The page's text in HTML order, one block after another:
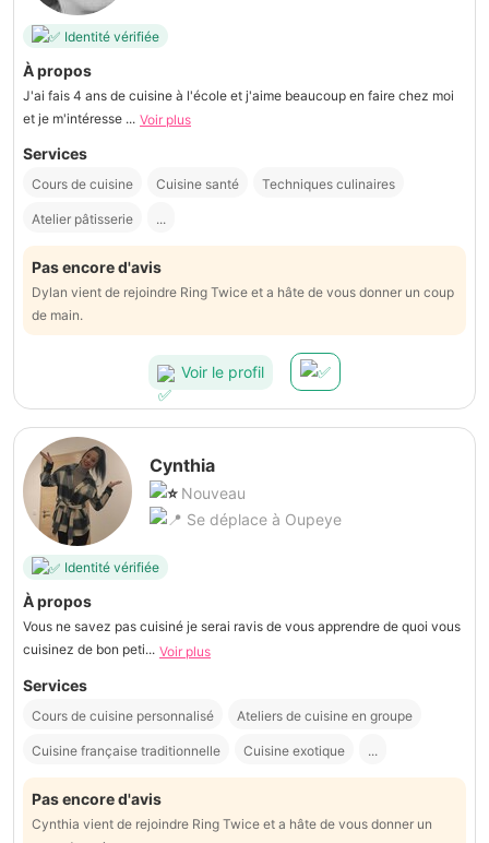
Identité vérifiée
À propos
J'ai fais 4 ans de cuisine à l'école et j'aime beaucoup en faire chez moi
et je m'intéresse ... Voir plus
Services
Cours de cuisine Cuisine santé Techniques culinaires
Atelier pâtisserie ...
Pas encore d'avis
Dylan vient de rejoindre Ring Twice et a hâte de vous donner un coup
de main.
Voir le profil
Cynthia
Nouveau
Se déplace à Oupeye
Identité vérifiée
À propos
Vous ne savez pas cuisiné je serai ravis de vous apprendre de quoi vous
cuisinez de bon peti... Voir plus
Services
Cours de cuisine personnalisé Ateliers de cuisine en groupe
Cuisine française traditionnelle Cuisine exotique ...
Pas encore d'avis
Cynthia vient de rejoindre Ring Twice et a hâte de vous donner un